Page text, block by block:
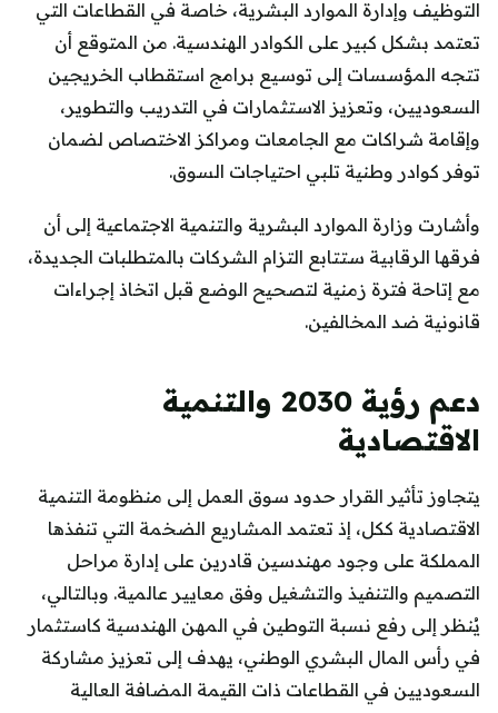
التوظيف وإدارة الموارد البشرية، خاصة في القطاعات التي
تعتمد بشكل كبير على الكوادر الهندسية. من المتوقع أن
تتجه المؤسسات إلى توسيع برامج استقطاب الخريجين
السعوديين، وتعزيز الاستثمارات في التدريب والتطوير،
وإقامة شراكات مع الجامعات ومراكز الاختصاص لضمان
توفر كوادر وطنية تلبي احتياجات السوق.
وأشارت وزارة الموارد البشرية والتنمية الاجتماعية إلى أن
فرقها الرقابية ستتابع التزام الشركات بالمتطلبات الجديدة،
مع إتاحة فترة زمنية لتصحيح الوضع قبل اتخاذ إجراءات
قانونية ضد المخالفين.
دعم رؤية 2030 والتنمية
الاقتصادية
يتجاوز تأثير القرار حدود سوق العمل إلى منظومة التنمية
الاقتصادية ككل، إذ تعتمد المشاريع الضخمة التي تنفذها
المملكة على وجود مهندسين قادرين على إدارة مراحل
التصميم والتنفيذ والتشغيل وفق معايير عالمية. وبالتالي،
يُنظر إلى رفع نسبة التوطين في المهن الهندسية كاستثمار
في رأس المال البشري الوطني، يهدف إلى تعزيز مشاركة
السعوديين في القطاعات ذات القيمة المضافة العالية